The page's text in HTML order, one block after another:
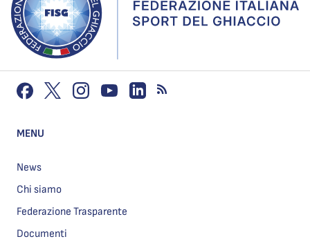
MENU
News
Chi siamo
Federazione Trasparente
Documenti